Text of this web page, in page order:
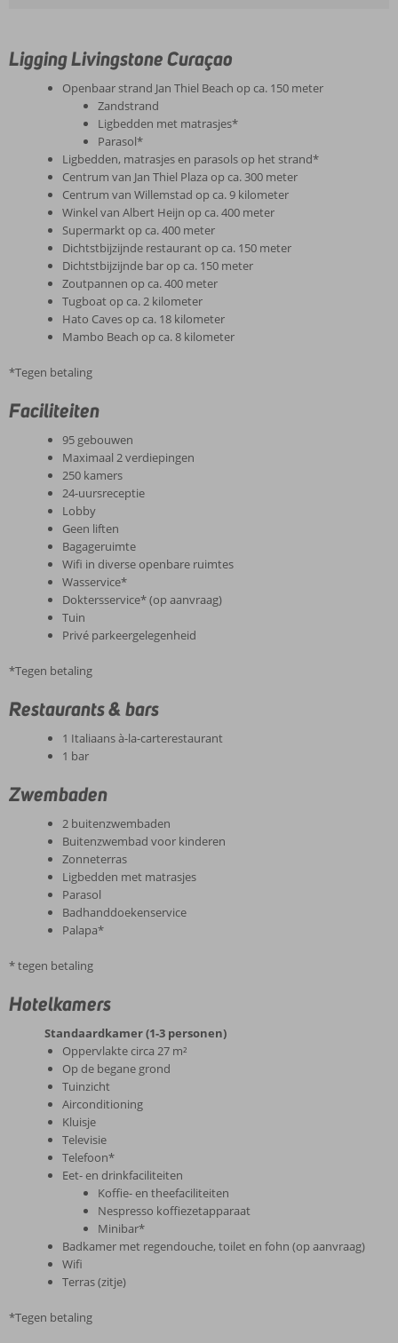
Ligging Livingstone Curaçao
Openbaar strand Jan Thiel Beach op ca. 150 meter
Zandstrand
Ligbedden met matrasjes*
Parasol*
Ligbedden, matrasjes en parasols op het strand*
Centrum van Jan Thiel Plaza op ca. 300 meter
Centrum van Willemstad op ca. 9 kilometer
Winkel van Albert Heijn op ca. 400 meter
Supermarkt op ca. 400 meter
Dichtstbijzijnde restaurant op ca. 150 meter
Dichtstbijzijnde bar op ca. 150 meter
Zoutpannen op ca. 400 meter
Tugboat op ca. 2 kilometer
Hato Caves op ca. 18 kilometer
Mambo Beach op ca. 8 kilometer
*Tegen betaling
Faciliteiten
95 gebouwen
Maximaal 2 verdiepingen
250 kamers
24-uursreceptie
Lobby
Geen liften
Bagageruimte
Wifi in diverse openbare ruimtes
Wasservice*
Doktersservice* (op aanvraag)
Tuin
Privé parkeergelegenheid
*Tegen betaling
Restaurants & bars
1 Italiaans à-la-carterestaurant
1 bar
Zwembaden
2 buitenzwembaden
Buitenzwembad voor kinderen
Zonneterras
Ligbedden met matrasjes
Parasol
Badhanddoekenservice
Palapa*
* tegen betaling
Hotelkamers
Standaardkamer (1-3 personen)
Oppervlakte circa 27 m²
Op de begane grond
Tuinzicht
Airconditioning
Kluisje
Televisie
Telefoon*
Eet- en drinkfaciliteiten
Koffie- en theefaciliteiten
Nespresso koffiezetapparaat
Minibar*
Badkamer met regendouche, toilet en fohn (op aanvraag)
Wifi
Terras (zitje)
*Tegen betaling